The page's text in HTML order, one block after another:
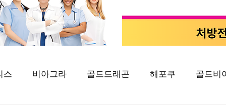
스 비아그라 골드드래곤 해포쿠 골드비